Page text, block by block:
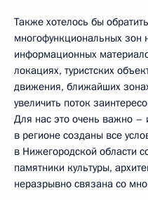
Также хотелось бы
многофункциональных зон
информационных
локациях, туристских
движения, ближайших
увеличить поток
Для нас это очень важно –
в регионе созданы все
в Нижегородской области
памятники культуры,
неразрывно связана со